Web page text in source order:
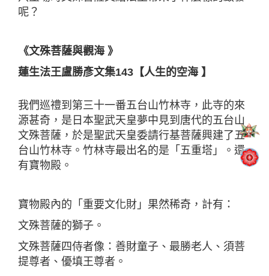
呢？
《文殊菩薩與觀海 》
蓮生法王盧勝彥文集143【人生的空海 】
我們巡禮到第三十一番五台山竹林寺，此寺的來
源甚奇，是日本聖武天皇夢中見到唐代的五台山
文殊菩薩，於是聖武天皇委請行基菩薩興建了五
台山竹林寺。竹林寺最出名的是「五重塔」。還
有寶物殿。
寶物殿內的「重要文化財」果然稀奇，計有：
文殊菩薩的獅子。
文殊菩薩四侍者像：善財童子、最勝老人、須菩
提尊者、優填王尊者。